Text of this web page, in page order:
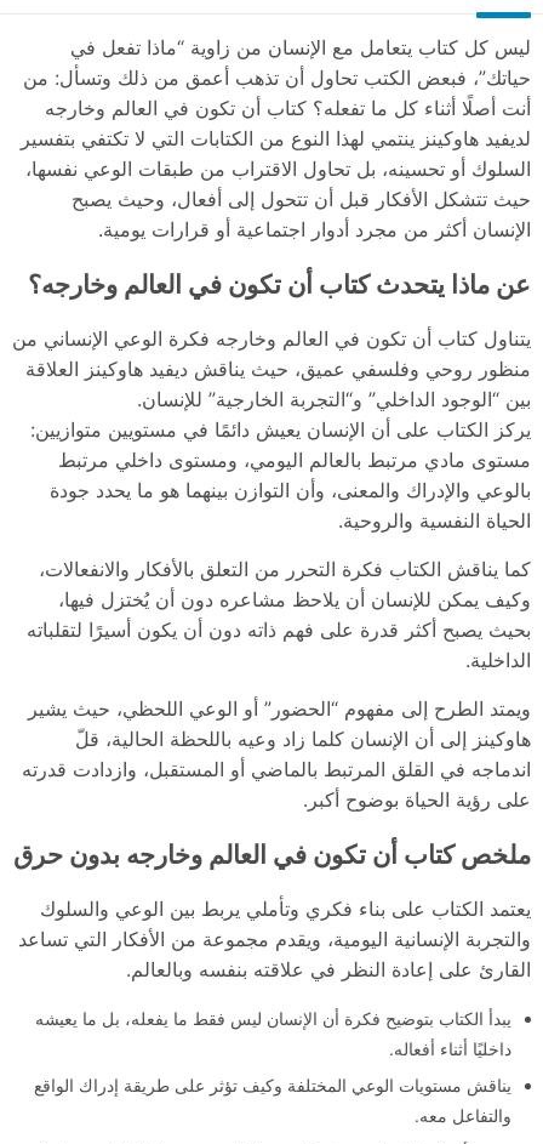
ليس كل كتاب يتعامل مع الإنسان من زاوية “ماذا تفعل في
حياتك”، فبعض الكتب تحاول أن تذهب أعمق من ذلك وتسأل: من
أنت أصلًا أثناء كل ما تفعله؟ كتاب أن تكون في العالم وخارجه
لديفيد هاوكينز ينتمي لهذا النوع من الكتابات التي لا تكتفي بتفسير
السلوك أو تحسينه، بل تحاول الاقتراب من طبقات الوعي نفسها،
حيث تتشكل الأفكار قبل أن تتحول إلى أفعال، وحيث يصبح
الإنسان أكثر من مجرد أدوار اجتماعية أو قرارات يومية.
عن ماذا يتحدث كتاب أن تكون في العالم وخارجه؟
يتناول كتاب أن تكون في العالم وخارجه فكرة الوعي الإنساني من
منظور روحي وفلسفي عميق، حيث يناقش ديفيد هاوكينز العلاقة
بين “الوجود الداخلي” و“التجربة الخارجية” للإنسان.
يركز الكتاب على أن الإنسان يعيش دائمًا في مستويين متوازيين:
مستوى مادي مرتبط بالعالم اليومي، ومستوى داخلي مرتبط
بالوعي والإدراك والمعنى، وأن التوازن بينهما هو ما يحدد جودة
الحياة النفسية والروحية.
كما يناقش الكتاب فكرة التحرر من التعلق بالأفكار والانفعالات،
وكيف يمكن للإنسان أن يلاحظ مشاعره دون أن يُختزل فيها،
بحيث يصبح أكثر قدرة على فهم ذاته دون أن يكون أسيرًا لتقلباته
الداخلية.
ويمتد الطرح إلى مفهوم “الحضور” أو الوعي اللحظي، حيث يشير
هاوكينز إلى أن الإنسان كلما زاد وعيه باللحظة الحالية، قلّ
اندماجه في القلق المرتبط بالماضي أو المستقبل، وازدادت قدرته
على رؤية الحياة بوضوح أكبر.
ملخص كتاب أن تكون في العالم وخارجه بدون حرق
يعتمد الكتاب على بناء فكري وتأملي يربط بين الوعي والسلوك
والتجربة الإنسانية اليومية، ويقدم مجموعة من الأفكار التي تساعد
القارئ على إعادة النظر في علاقته بنفسه وبالعالم.
يبدأ الكتاب بتوضيح فكرة أن الإنسان ليس فقط ما يفعله، بل ما يعيشه
داخليًا أثناء أفعاله.
يناقش مستويات الوعي المختلفة وكيف تؤثر على طريقة إدراك الواقع
والتفاعل معه.